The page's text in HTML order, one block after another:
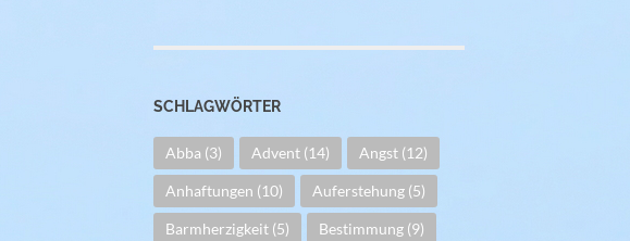
SCHLAGWÖRTER
Abba (3) Advent (14) Angst (12)
Anhaftungen (10) Auferstehung (5)
Barmherzigkeit (5) Bestimmung (9)